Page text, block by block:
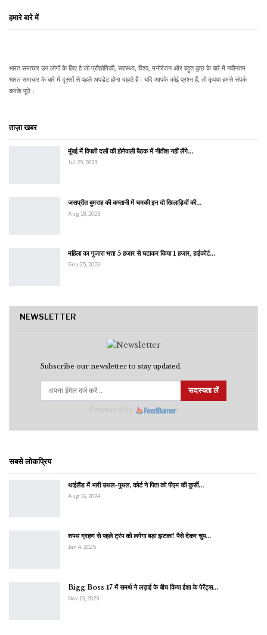
हमारे बारे में
भारत समाचार उन लोगों के लिए है जो प्रौद्योगिकी, स्वास्थ्य, विश्व, मनोरंजन और बहुत कुछ के बारे में नवीनतम
भारत समाचार के बारे में दूसरों से पहले अपडेट होना चाहते हैं। यदि आपके कोई प्रश्न हैं, तो कृपया हमसे संपर्क
करके पूछें।
ताज़ा खबर
मुंबई में विपक्षी दलों की होनेवाली बैठक में नीतीश नहीं लेंगे…
Jul 29, 2023
जसप्रीत बुमराह की कप्तानी में चमकी इन दो खिलाड़ियों की…
Aug 18, 2023
महिला का गुजारा भत्ता 5 हजार से घटाकर किया 1 हजार, हाईकोर्ट…
Sep 25, 2023
NEWSLETTER
Subscribe our newsletter to stay updated.
सदस्यता लें
सबसे लोकप्रिय
थाईलैंड में भारी उथल-पुथल, कोर्ट ने पिता को पीएम की कुर्सी…
Aug 16, 2024
शपथ ग्रहण से पहले ट्रंप को लगेगा बड़ा झटका! पैसे देकर चुप…
Jan 4, 2025
Bigg Boss 17 में समर्थ ने लड़ाई के बीच किया ईशा के पेरेंट्स…
Nov 19, 2023